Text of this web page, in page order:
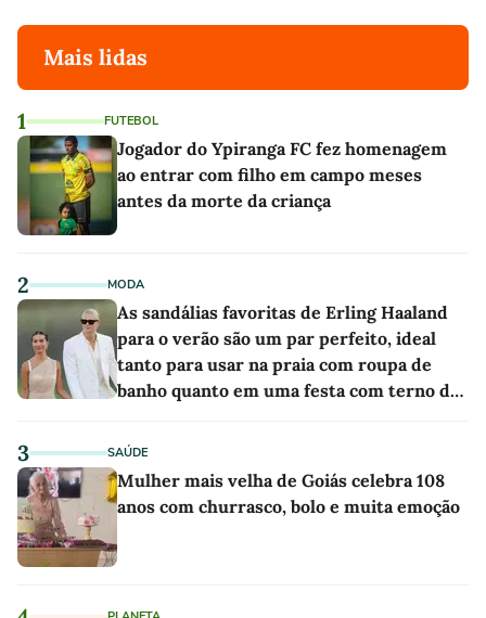
Mais lidas
1 FUTEBOL
Jogador do Ypiranga FC fez homenagem
ao entrar com filho em campo meses
antes da morte da criança
2 MODA
As sandálias favoritas de Erling Haaland
para o verão são um par perfeito, ideal
tanto para usar na praia com roupa de
banho quanto em uma festa com terno de
3 SAÚDE
Mulher mais velha de Goiás celebra 108
anos com churrasco, bolo e muita emoção